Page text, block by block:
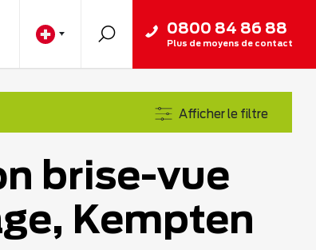
0800 84 86 88
Plus de moyens de contact
Afficher le filtre
brise-vue
Kempten